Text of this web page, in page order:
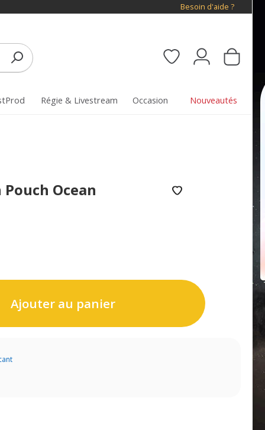
Besoin d'aide ?
Régie & Livestream Occasion Nouveautés
Ocean
Ajouter au panier